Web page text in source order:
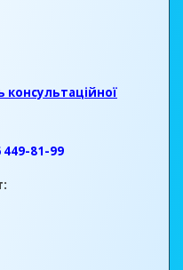
консультаційної
449-81-99